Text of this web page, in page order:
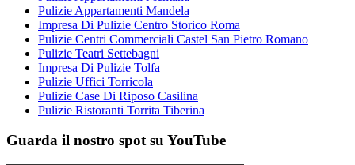
Pulizie Appartamenti Mandela
Impresa Di Pulizie Centro Storico Roma
Pulizie Centri Commerciali Castel San Pietro Romano
Pulizie Teatri Settebagni
Impresa Di Pulizie Tolfa
Pulizie Uffici Torricola
Pulizie Case Di Riposo Casilina
Pulizie Ristoranti Torrita Tiberina
Guarda il nostro spot su YouTube